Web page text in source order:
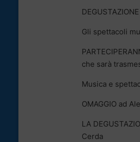
Gli spettacoli
che sarà
Musica e
OMAGGIO ad
LA
Cerda